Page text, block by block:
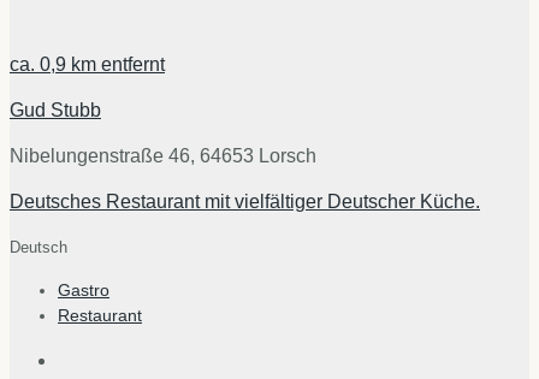
ca. 0,9 km entfernt
Gud Stubb
Nibelungenstraße 46, 64653 Lorsch
Deutsches Restaurant mit vielfältiger Deutscher Küche.
Deutsch
Gastro
Restaurant